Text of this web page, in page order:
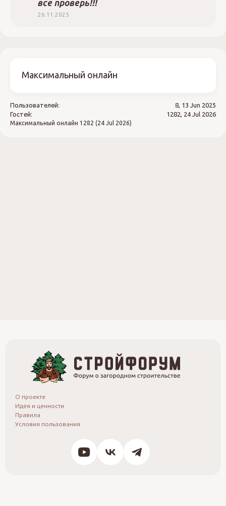
все проверь!!!
26.11.2025
Максимальный онлайн
Пользователей:
8, 13 Jun 2025
Гостей:
1282, 24 Jul 2026
Максимальный онлайн 1282 (24 Jul 2026)
О проекте
Идея и ценности
Правила
Условия пользования